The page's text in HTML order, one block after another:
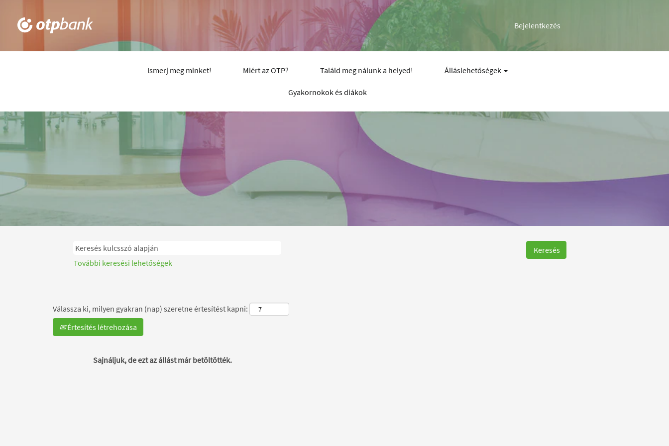
Bejelentkezés
Ismerj meg minket! Miért az OTP? Találd meg nálunk a helyed! Álláslehetőségek
Gyakornokok és diákok
További keresési lehetőségek
Válassza ki, milyen gyakran (nap) szeretne értesítést kapni:
Értesítés létrehozása
Sajnáljuk, de ezt az állást már betöltötték.